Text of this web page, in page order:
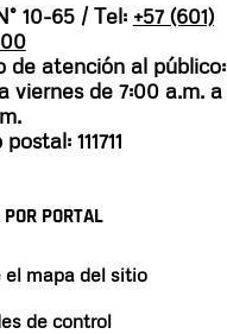
10-65 / Tel: +57 (601)
de atención al público:
viernes de 7:00 a.m. a
111711
PORTAL
el mapa del sitio
de control